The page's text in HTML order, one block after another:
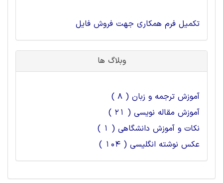
تکمیل فرم همکاری جهت فروش فایل
وبلاگ ها
آموزش ترجمه و زبان ( 8 )
آموزش مقاله نویسی ( 21 )
نکات و آموزش دانشگاهی ( 1 )
عکس نوشته انگلیسی ( 104 )